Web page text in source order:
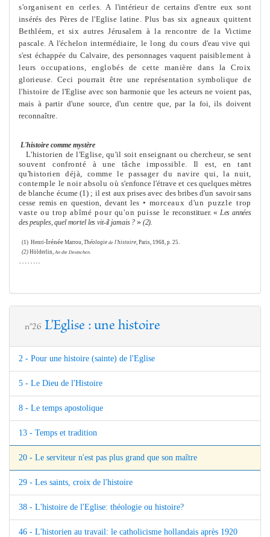
s'organisent en cerles. A l'intérieur de certains d'entre eux sont
insérés des Pères de l'Eglise latine.Plus bas six agneaux quittent
Bethléem, et six autres Jérusalem à la ren­contre de la Victime
pascale. A l'échelon intermédiaire, le long du cours d'eau vive qui
s'est échappée du Calvaire, des personnages vaquent paisi­blement à
leurs occupations, englobés de cette manière dans la Croix
glorieuse. Ceci pourrait être une représentation symbolique de
l'histoire de l'Eglise avec son harmonie que les acteurs ne voient pas,
mais à partir d'une source, d'un centre que, par la foi, ils doivent
reconnaître.
L'histoire comme mystère
L'historien de l'Eglise, qu'il soit enseignant ou chercheur, se sent
sou­vent confronté à une tâche impossible. Il est, en tant
qu'historien déjà, comme le passager du navire qui, la nuit,
contemple le noir absolu où s'enfonce l'étrave et ces quelques mètres
de blanche écume(1) ; il est aux prises avec des bribes d'un savoir sans
cesse remis en question, devant les • morceaux d'un puzzle trop
vaste ou trop abîmé pour qu'on puisse lereconstituer. « Les années
des peuples, quel mortel les vit-il jamais ?»(2).
(1) Henri-IrénéeMarrou, Théologie de l'histoire, Paris, 1968, p. 25.
(2) Hölderlin, An die Deutschen.
n°26 L'Eglise : une histoire
2 - Pour une histoire (sainte) de l'Eglise
5 - Le Dieu de l'Histoire
8 - Le temps apostolique
13 - Temps et tradition
20 - Le serviteur n'est pas plus grand que son maître
29 - Les saints, croix de l'histoire
38 - L'histoire de l'Eglise: théologie ou histoire?
46 - L'historien au travail: le catholicisme hollandais après 1920